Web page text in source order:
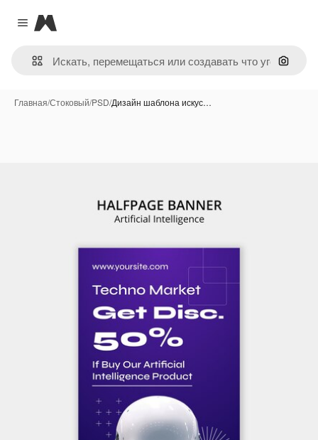
Close menu
Magnific
Поиск
Главная/Стоковый/PSD/Дизайн шаблона искус…